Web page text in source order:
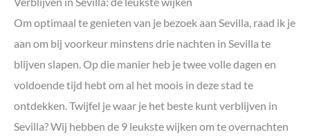
Om optimaal te genieten van je bezoek aan Sevilla, raad ik je
aan om bij voorkeur minstens drie nachten in Sevilla te
blijven slapen. Op die manier heb je twee volle dagen en
voldoende tijd hebt om al het moois in deze stad te
ontdekken. Twijfel je waar je het beste kunt verblijven in
Sevilla? Wij hebben de 9 leukste wijken om te overnachten